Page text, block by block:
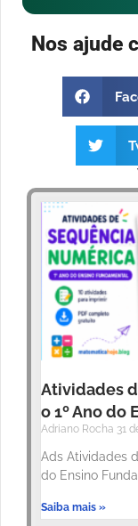
Nos ajude
Atividades
o 1º Ano do
Adriano Rocha 31
Ads Atividades
do Ensino
Saiba mais »